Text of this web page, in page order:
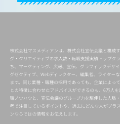
株式会社マスメディアンは、株式会社宣伝会議と構成
グ・クリエイティブの求人数・転職支援実績トップク
ち、マーケティング、広報、宣伝、グラフィックデザ
グゼクティブ、Webディレクター、編集者、ライター
ます。同じ業種・職種の採用であっても、企業によっ
との特徴に合わせたアドバイスができるのも、6万人
職ノウハウと、宣伝会議のグループ力を駆使した人脈
考で注目しているポイントや、過去にどんな人がプラ
ンならではの情報をお伝えします。